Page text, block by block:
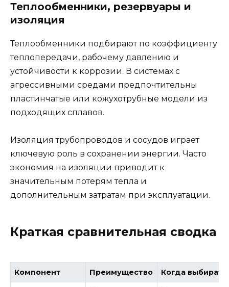
Теплообменники, резервуары и
изоляция
Теплообменники подбирают по коэффициенту
теплопередачи, рабочему давлению и
устойчивости к коррозии. В системах с
агрессивными средами предпочтительны
пластинчатые или кожухотрубные модели из
подходящих сплавов.
Изоляция трубопроводов и сосудов играет
ключевую роль в сохранении энергии. Часто
экономия на изоляции приводит к
значительным потерям тепла и
дополнительным затратам при эксплуатации.
Краткая сравнительная сводка
Компонент Преимущество Когда выбирать